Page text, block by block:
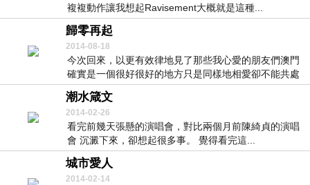
複複動作讓我想起Ravisement大概就是這種...
歸零再起
2014-08-18
今次回來，以更有效律地見了那些我心愛的朋友們澳門
確實是一個很好很好的地方只是同樣地相愛卻不能共處
時間...
潮水箴文
2014-02-26
看完前幾天張懸的演唱會，對比兩個月前陳綺貞的演唱
會 沉澱下來，卻想起很多事。 覺得看完這...
城市愛人
2014-02-14